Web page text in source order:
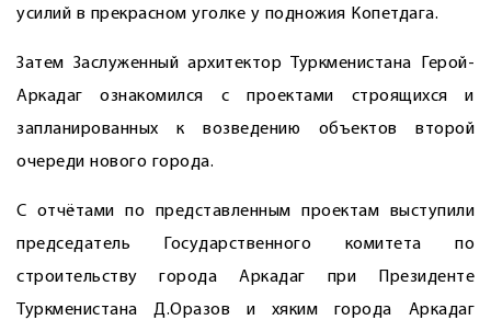
усилий в прекрасном уголке у подножия Копетдага.
Затем Заслуженный архитектор Туркменистана Герой-
Аркадаг ознакомился с проектами строящихся и
запланированных к возведению объектов второй
очереди нового города.
С отчётами по представленным проектам выступили
председатель Государственного комитета по
строительству города Аркадаг при Президенте
Туркменистана Д.Оразов и хяким города Аркадаг